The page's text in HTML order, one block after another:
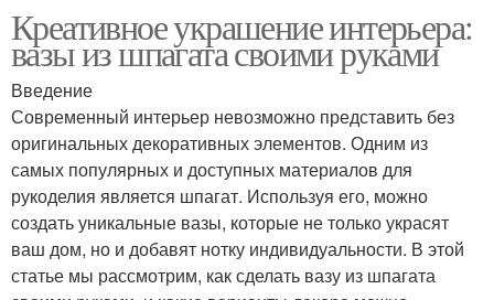
Креативное украшение интерьера:
вазы из шпагата своими руками
Введение
Современный интерьер невозможно представить без
оригинальных декоративных элементов. Одним из
самых популярных и доступных материалов для
рукоделия является шпагат. Используя его, можно
создать уникальные вазы, которые не только украсят
ваш дом, но и добавят нотку индивидуальности. В этой
статье мы рассмотрим, как сделать вазу из шпагата